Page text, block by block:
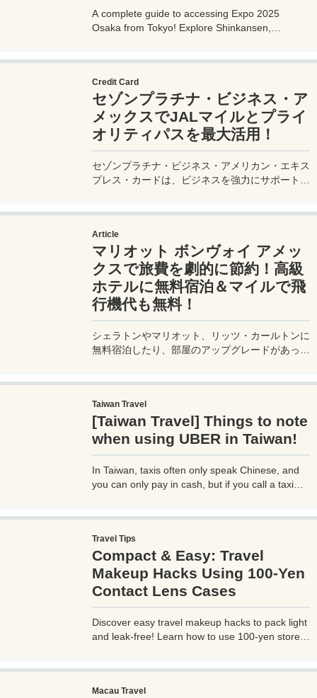
A complete guide to accessing Expo 2025
Osaka from Tokyo! Explore Shinkansen,
Credit Card
セゾンプラチナ・ビジネス・ア
メックスでJALマイルとプライ
オリティパスを最大活用！
セゾンプラチナ・ビジネス・アメリカン・エキス
プレス・カードは、ビジネスを強力にサポートす
最適です。初年度の年会費無料も魅力。ステータ
スと実用性を兼ね備えたビジネスカードで、あな
たのビジネスをワンランクアップさせませんか？
Article
マリオット ボンヴォイ アメッ
クスで旅費を劇的に節約！高級
ホテルに無料宿泊＆マイルで飛
行機代も無料！
シェラトンやマリオット、リッツ・カールトンに
無料宿泊したり、部屋のアップグレードがあった
カード 」の魅力とメリット、デメリットを交え
詳しく紹介していきたい。
Taiwan Travel
[Taiwan Travel] Things to note
when using UBER in Taiwan!
In Taiwan, taxis often only speak Chinese, and
you can only pay in cash, but if you call a taxi
when using UBER, as if you are not careful, you
may be hit with an unexpectedly high bill.
Travel Tips
Compact & Easy: Travel
Makeup Hacks Using 100-Yen
Contact Lens Cases
Discover easy travel makeup hacks to pack light
and leak-free! Learn how to use 100-yen store
Macau Travel